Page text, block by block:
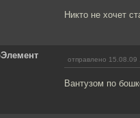
Никто не хочет
отправлено 15.08.09
Вантузом по